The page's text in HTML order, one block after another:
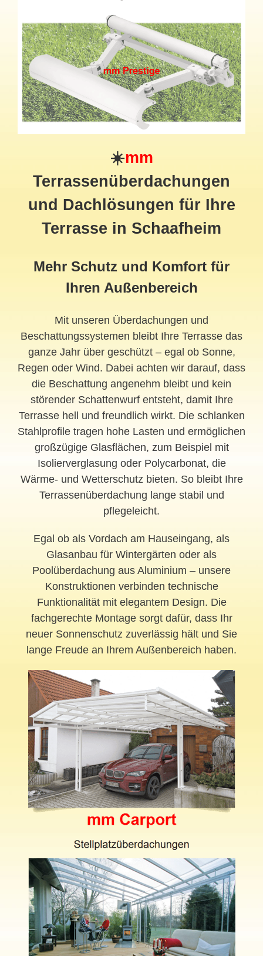
☀️mm
Terrassenüberdachungen
und Dachlösungen für Ihre
Terrasse in Schaafheim
Mehr Schutz und Komfort für
Ihren Außenbereich
Mit unseren Überdachungen und
Beschattungssystemen bleibt Ihre Terrasse das
ganze Jahr über geschützt – egal ob Sonne,
Regen oder Wind. Dabei achten wir darauf, dass
die Beschattung angenehm bleibt und kein
störender Schattenwurf entsteht, damit Ihre
Terrasse hell und freundlich wirkt. Die schlanken
Stahlprofile tragen hohe Lasten und ermöglichen
großzügige Glasflächen, zum Beispiel mit
Isolierverglasung oder Polycarbonat, die
Wärme- und Wetterschutz bieten. So bleibt Ihre
Terrassenüberdachung lange stabil und
pflegeleicht.
Egal ob als Vordach am Hauseingang, als
Glasanbau für Wintergärten oder als
Poolüberdachung aus Aluminium – unsere
Konstruktionen verbinden technische
Funktionalität mit elegantem Design. Die
fachgerechte Montage sorgt dafür, dass Ihr
neuer Sonnenschutz zuverlässig hält und Sie
lange Freude an Ihrem Außenbereich haben.